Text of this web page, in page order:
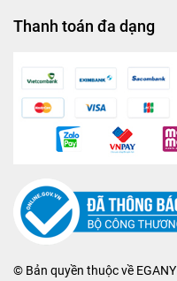
Thanh toán đa dạng
© Bản quyền thuộc về EGANY